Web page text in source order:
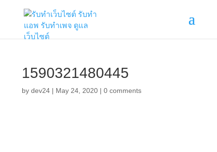
1590321480445
by dev24| May 24, 2020| 0 comments